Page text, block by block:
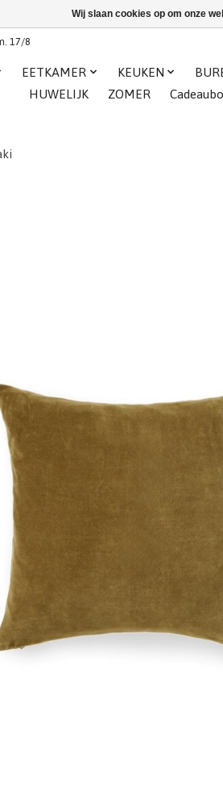
17/8
EETKAMER KEUKEN
HUWELIJK
ZOMER
Wij slaan cookies op om onze